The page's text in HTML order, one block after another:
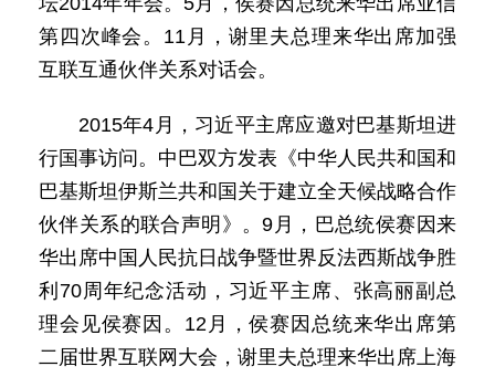
第四次峰会。11月，谢里夫总理来华出席加强
互联互通伙伴关系对话会。
2015年4月，习近平主席应邀对巴基斯坦进
行国事访问。中巴双方发表《中华人民共和国和
巴基斯坦伊斯兰共和国关于建立全天候战略合作
伙伴关系的联合声明》。9月，巴总统侯赛因来
华出席中国人民抗日战争暨世界反法西斯战争胜
利70周年纪念活动，习近平主席、张高丽副总
理会见侯赛因。12月，侯赛因总统来华出席第
二届世界互联网大会，谢里夫总理来华出席上海